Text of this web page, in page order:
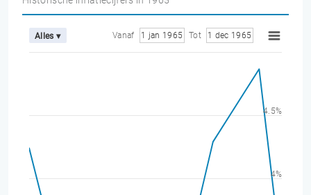
Alles ▾ Vanaf 1 jan 1965 Tot 1 dec 1965
4%
4.5%